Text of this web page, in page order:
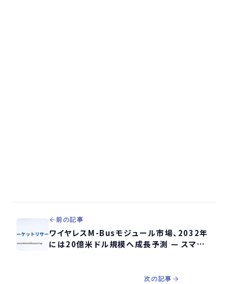
前の記事
ワイヤレスM-Busモジュール市場、2032年
には20億米ドル規模へ成長予測 — スマー
次の記事